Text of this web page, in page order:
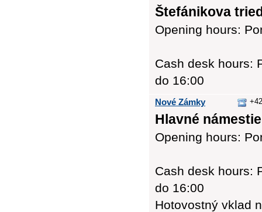
Štefánikova
Opening hours:
Cash desk hours:
do 16:00
Nové Zámky
Hlavné
Opening hours:
Cash desk hours:
do 16:00
Hotovostný vklad